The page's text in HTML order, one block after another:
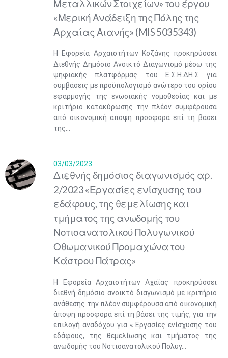
Μεταλλικών Στοιχείων» του έργου
«Μερική Ανάδειξη της Πόλης της
Αρχαίας Αιανής» (MIS 5035343)
Η Εφορεία Αρχαιοτήτων Κοζάνης προκηρύσσει
Διεθνής Δημόσιο Ανοικτό Διαγωνισμό μέσω της
ψηφιακής πλατφόρμας του Ε.Σ.Η.ΔΗ.Σ για
συμβάσεις με προϋπολογισμό ανώτερο του ορίου
εφαρμογής της ενωσιακής νομοθεσίας και με
κριτήριο κατακύρωσης την πλέον συμφέρουσα
από οικονομική άποψη προσφορά επί τη βάσει
της...
03/03/2023
​Διεθνής δημόσιος διαγωνισμός αρ.
2/2023 «Εργασίες ενίσχυσης του
εδάφους, της θεμελίωσης και
τμήματος της ανωδομής του
Νοτιοανατολικού Πολυγωνικού
Οθωμανικού Προμαχώνα του
Κάστρου Πάτρας»
Η Εφορεία Αρχαιοτήτων Αχαΐας προκηρύσσει
διεθνή δημόσιο ανοικτό διαγωνισμό με κριτήριο
ανάθεσης την πλέον συμφέρουσα από οικονομική
άποψη προσφορά επί τη βάσει της τιμής, για την
επιλογή αναδόχου για « Εργασίες ενίσχυσης του
εδάφους, της θεμελίωσης και τμήματος της
ανωδομής του Νοτιοανατολικού Πολυγ...